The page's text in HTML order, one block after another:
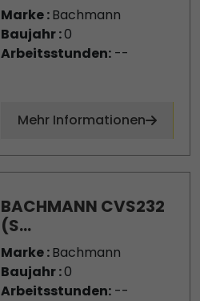
Marke :Bachmann
Baujahr :0
Arbeitsstunden:--
Mehr Informationen
BACHMANN CVS232
(S...
Marke :Bachmann
Baujahr :0
Arbeitsstunden:--